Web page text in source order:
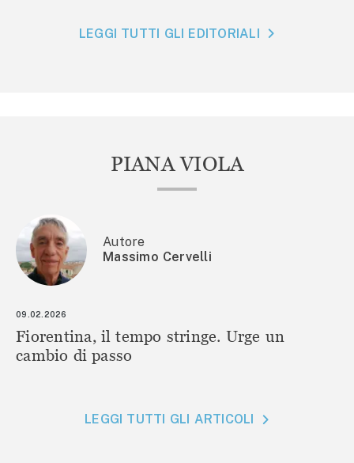
LEGGI TUTTI GLI EDITORIALI
PIANA VIOLA
Autore
Massimo Cervelli
09.02.2026
Fiorentina, il tempo stringe. Urge un
cambio di passo
LEGGI TUTTI GLI ARTICOLI